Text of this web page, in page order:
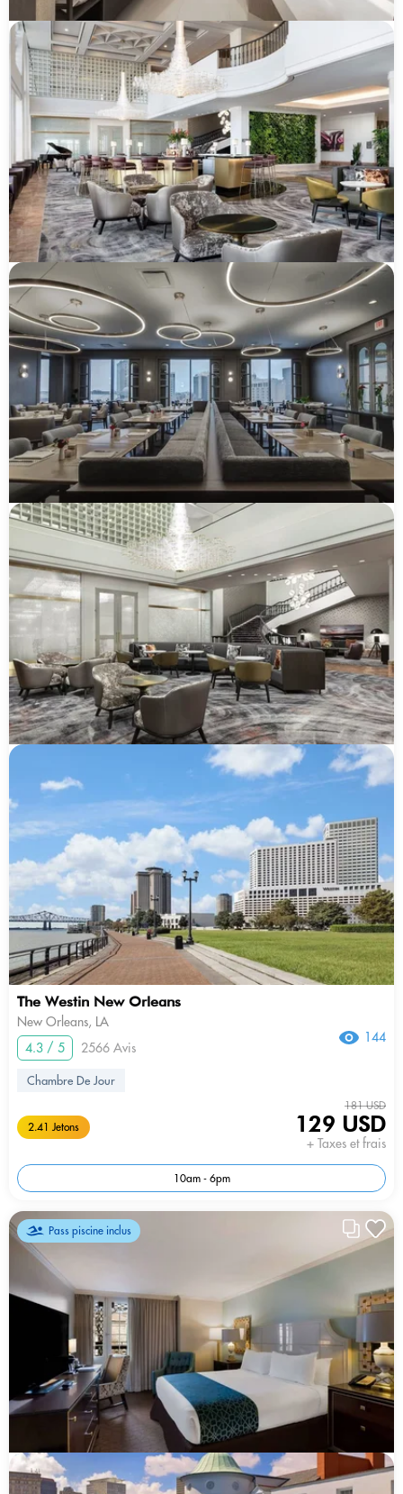
The Westin New Orleans
New Orleans, LA
4.3 / 5
2566 Avis
144
Chambre De Jour
2.41 Jetons
181 USD
129 USD
+ Taxes et frais
10am - 6pm
Pass piscine inclus